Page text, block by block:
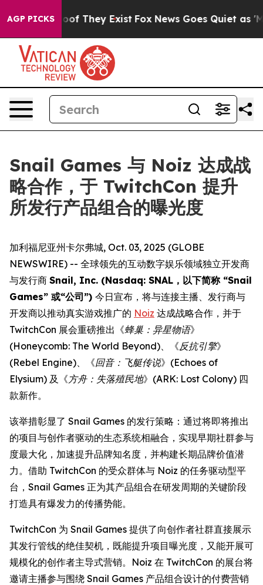
AGP PICKS
no Proof They Exist Fox News Goes Quiet as
Snail Games 与 Noiz 达成战
略合作，于 TwitchCon 提升
所发行产品组合的曝光度
加利福尼亚州卡尔弗城, Oct. 03, 2025 (GLOBE
NEWSWIRE) -- 全球领先的互动数字娱乐领域独立开发商
与发行商 Snail, Inc. (Nasdaq: SNAL，以下简称 “Snail
Games” 或“公司”) 今日宣布，将与连接主播、发行商与
开发商以推动真实游戏推广的 Noiz 达成战略合作，并于
TwitchCon 展会重磅推出《蜂巢：异星物语》
(Honeycomb: The World Beyond)、《反抗引擎》
(Rebel Engine)、《回音：飞艇传说》(Echoes of
Elysium) 及《方舟：失落殖民地》(ARK: Lost Colony) 四
款新作。
该举措彰显了 Snail Games 的发行策略：通过将即将推出
的项目与创作者驱动的生态系统相融合，实现早期社群参与
度最大化，加速提升品牌知名度，并构建长期品牌价值潜
力。借助 TwitchCon 的受众群体与 Noiz 的任务驱动型平
台，Snail Games 正为其产品组合在研发周期的关键阶段
打造具有爆发力的传播势能。
TwitchCon 为 Snail Games 提供了向创作者社群直接展示
其发行管线的绝佳契机，既能提升项目曝光度，又能开展可
规模化的创作者主导式营销。Noiz 在 TwitchCon 的展台将
邀请主播参与围绕 Snail Games 产品组合设计的付费营销